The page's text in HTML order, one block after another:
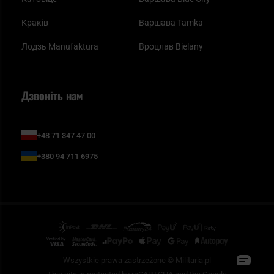
Краків
Лодзь Manufaktura
Варшава Tamka
Вроцлав Bielany
Дзвоніть нам
+48 71 347 47 00
+380 94 711 6975
Wszystkie prawa zastrzeżone © Militaria.pl